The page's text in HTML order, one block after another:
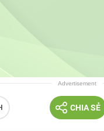
Advertisement
CHIA SẺ